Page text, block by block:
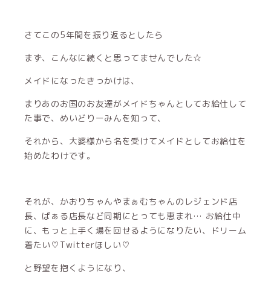
さてこの5年間を振り返るとしたら
まず、こんなに続くと思ってませんでした☆
メイドになったきっかけは、
まりあのお国のお友達がメイドちゃんとしてお給仕して
た事で、めいどりーみんを知って、
それから、大婆様から名を受けてメイドとしてお給仕を
始めたわけです。
それが、かおりちゃんやまぁむちゃんのレジェンド店
長、ぱぁる店長など同期にとっても恵まれ… お給仕中
に、もっと上手く場を回せるようになりたい、ドリーム
着たい♡Twitterほしい♡
と野望を抱くようになり、